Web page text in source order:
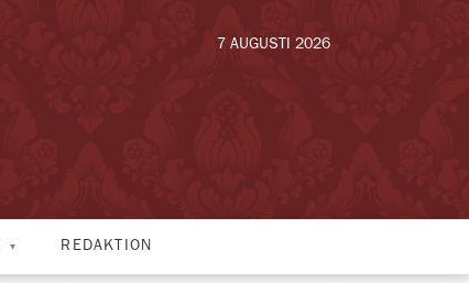
7 AUGUSTI 2026
REDAKTION